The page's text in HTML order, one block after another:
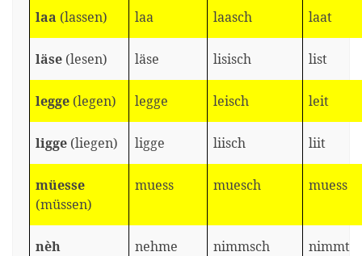
laa (lassen) laa laasch laat
läse (lesen) läse lisisch list
legge (legen) legge leisch leit
ligge (liegen) ligge liisch liit
müesse
(müssen)
muess muesch muess
nèh
nehme nimmsch nimmt